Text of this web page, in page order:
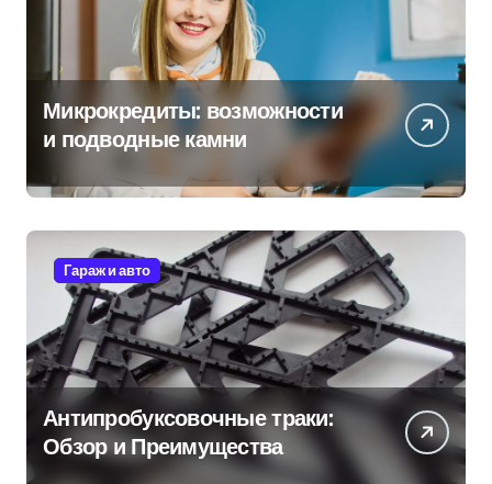
а
ц
и
я
з
а
п
и
с
е
й
Микрокредиты: возможности
и подводные камни
Гараж и авто
Антипробуксовочные траки:
Обзор и Преимущества